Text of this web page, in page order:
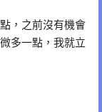
，之前沒有機會
多一點，我就立